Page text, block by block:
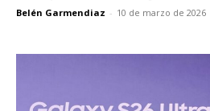
Belén Garmendiaz - 10 de marzo de 2026